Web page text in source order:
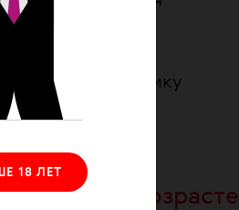
18 ЛЕТ
знакомясь с
не
к источнику
Довлатова —
В этом возрасте